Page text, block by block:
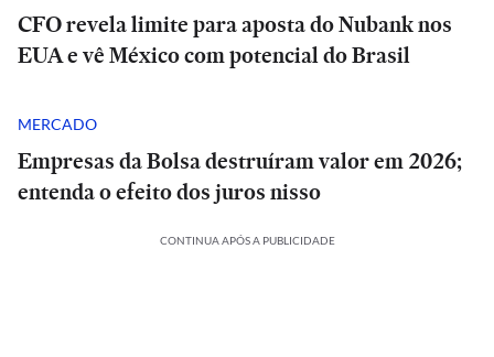
CFO revela limite para aposta do Nubank nos
EUA e vê México com potencial do Brasil
MERCADO
Empresas da Bolsa destruíram valor em 2026;
entenda o efeito dos juros nisso
CONTINUA APÓS A PUBLICIDADE